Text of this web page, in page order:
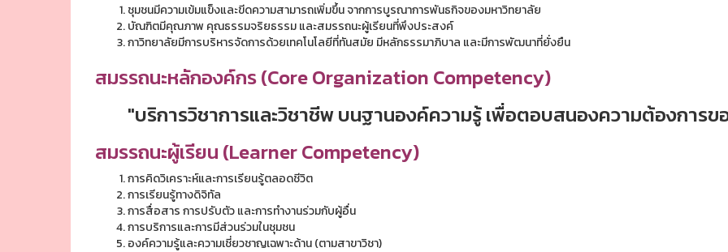
ชุมชนมีความเข้มแข็งและขีดความสามารถเพิ่มขึ้น จากการบูรณาการพันธกิจของมหาวิทยาลัย
บัณฑิตมีคุณภาพ คุณธรรมจริยธรรม และสมรรถนะผู้เรียนที่พึงประสงค์
กาวิทยาลัยมีการบริหารจัดการด้วยเทคโนโลยีที่ทันสมัย มีหลักธรรมาภิบาล และมีการพัฒนาที่ยั่งยืน
สมรรถนะหลักองค์กร (Core Organization Competency)
"บริการวิชาการและวิชาชีพ บนฐานองค์ความรู้ เพื่อตอบสนองความต้องการข
สมรรถนะผู้เรียน (Learner Competency)
การคิดวิเคราะห์และการเรียนรู้ตลอดชีวิต
การเรียนรู้ทางดิจิทัล
การสื่อสาร การปรับตัว และการทำงานร่วมกับผู้อื่น
การบริการและการมีส่วนร่วมในชุมชน
องค์ความรู้และความเชี่ยวชาญเฉพาะด้าน (ตามสาขาวิชา)